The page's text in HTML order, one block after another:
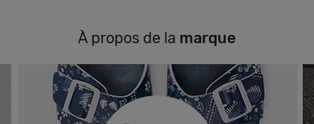
À propos de la marque